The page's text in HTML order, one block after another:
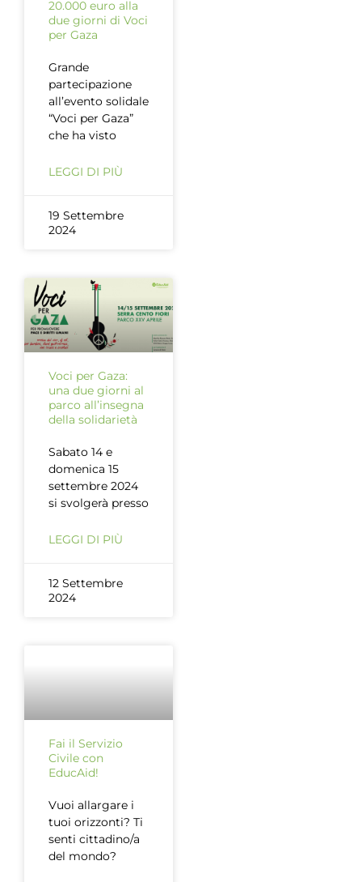
20.000 euro alla
due giorni di Voci
per Gaza
Grande
partecipazione
all’evento solidale
“Voci per Gaza”
che ha visto
LEGGI DI PIÙ
19 Settembre
2024
Voci per Gaza:
una due giorni al
parco all’insegna
della solidarietà
Sabato 14 e
domenica 15
settembre 2024
si svolgerà presso
LEGGI DI PIÙ
12 Settembre
2024
Fai il Servizio
Civile con
EducAid!
Vuoi allargare i
tuoi orizzonti? Ti
senti cittadino/a
del mondo?